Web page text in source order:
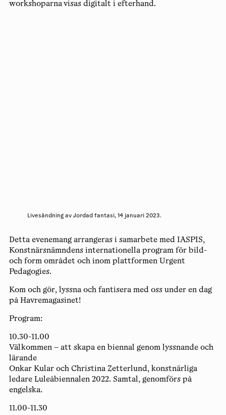
workshoparna visas digitalt i efterhand.
Livesändning av Jordad fantasi, 14 januari 2023.
Detta evenemang arrangeras i samarbete med IASPIS,
Konstnärsnämndens internationella program för bild-
och form området och inom plattformen Urgent
Pedagogies.
Kom och gör, lyssna och fantisera med oss under en dag
på Havremagasinet!
Program:
10.30-11.00
Välkommen – att skapa en biennal genom lyssnande och
lärande
Onkar Kular och Christina Zetterlund, konstnärliga
ledare Luleåbiennalen 2022. Samtal, genomförs på
engelska.
11.00-11.30